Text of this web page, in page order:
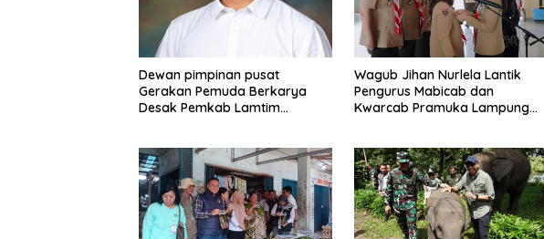
Dewan pimpinan pusat
Gerakan Pemuda Berkarya
Desak Pemkab Lamtim
Wagub Jihan Nurlela Lantik
Pengurus Mabicab dan
Kwarcab Pramuka Lampung
dan Inklusif